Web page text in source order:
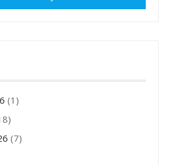
(1)
(7)